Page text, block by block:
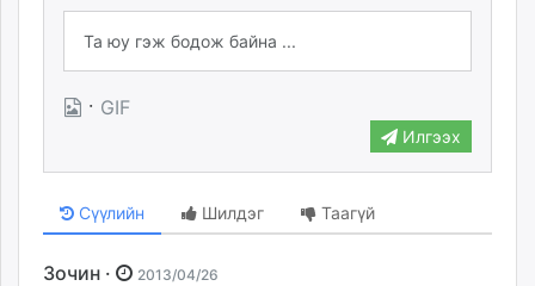
unegui.mn
assa.mn
toim.mn
tac.mn
unread.today
· GIF
Илгээх
Сүүлийн Шилдэг Таагүй
Зочин · 2013/04/26